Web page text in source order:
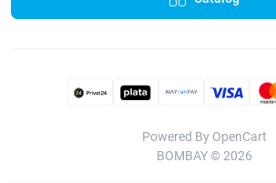
Powered By OpenCart
BOMBAY © 2026